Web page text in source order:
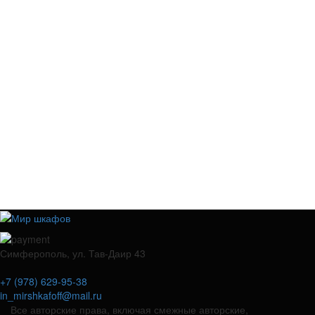
Симферополь, ул. Тав-Даир 43
+7 (978) 629-95-38
in_mirshkafoff@mail.ru
Все авторские права, включая смежные авторские,